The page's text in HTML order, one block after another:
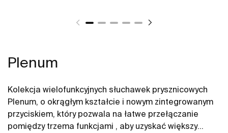
Plenum
Kolekcja wielofunkcyjnych słuchawek prysznicowych
Plenum, o okrągłym kształcie i nowym zintegrowanym
przyciskiem, który pozwala na łatwe przełączanie
pomiędzy trzema funkcjami , aby uzyskać większy